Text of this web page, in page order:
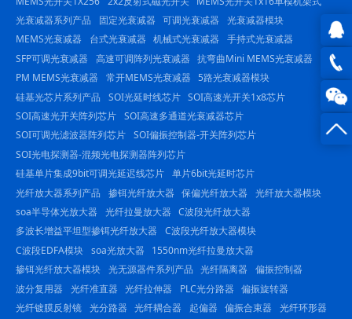
QQ在
线咨
询
0816
光衰减器系列产品
固定光衰减器 可调光衰减器
光衰减器模块
MEMS光衰减器
台式光衰减器 机械式光衰减器
手持式光衰减器
SFP可调光衰减器
高速可调阵列光衰减器 抗弯曲Mini MEMS光衰减器
PM MEMS光衰减器
常开MEMS光衰减器 5路光衰减器模块
硅基光芯片系列产品
SOI光延时线芯片 SOI高速光开关1x8芯片
SOI高速光开关阵列芯片 SOI高速多通道光衰减器芯片
SOI可调光滤波器阵列芯片 SOI偏振控制器-开关阵列芯片
SOI光电探测器-混频光电探测器阵列芯片
硅基单片集成9bit可调光延迟线芯片 单片6bit光延时芯片
光纤放大器系列产品
掺铒光纤放大器 保偏光纤放大器
光纤放大器模块
soa半导体光放大器
光纤拉曼放大器 C波段光纤放大器
多波长增益平坦型掺铒光纤放大器
C波段光纤放大器模块
C波段EDFA模块 soa光放大器
1550nm光纤拉曼放大器
掺铒光纤放大器模块 光无源器件系列产品 光纤隔离器
偏振控制器
波分复用器
光纤准直器 光纤拉伸器 PLC光分路器
偏振旋转器
光纤镀膜反射镜 光分路器 光纤耦合器 起偏器 偏振合束器
光纤环形器